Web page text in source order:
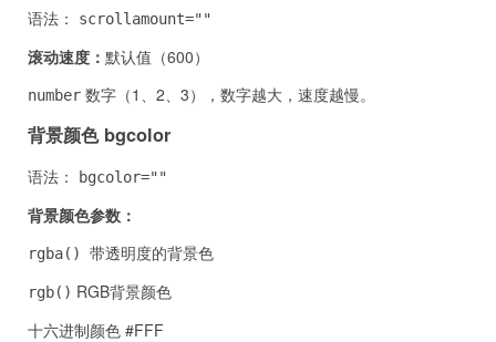
语法： scrollamount=""
滚动速度： 默认值（600）
number 数字（1、2、3），数字越大，速度越慢。
背景颜色 bgcolor
语法： bgcolor=""
背景颜色参数：
rgba() 带透明度的背景色
rgb() RGB背景颜色
十六进制颜色 #FFF